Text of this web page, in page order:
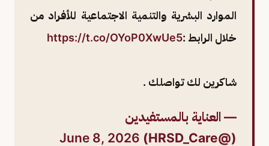
الموارد البشرية والتنمية الاجتماعية للأفراد من
خلال الرابط :https://t.co/OYoP0XwUe5
شاكرين لك تواصلك .
— العناية بالمستفيدين
(@HRSD_Care)
June 8, 2026